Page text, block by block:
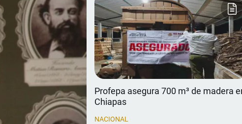
Profepa asegura 700 m³ de madera
Chiapas
NACIONAL